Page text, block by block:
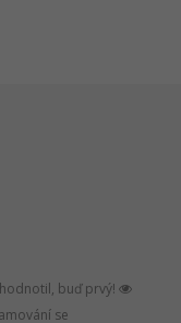
buď prvý!
se